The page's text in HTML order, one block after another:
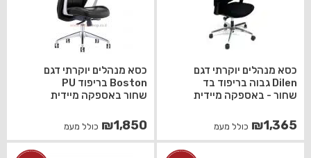
כסא מנהלים יוקרתי דגם
Dilen גבוה בריפוד בד
שחור - באספקה מיידית
₪1,365 כולל מעמ
כסא מנהלים יוקרתי דגם
Boston בריפוד PU
שחור באספקה מיידית
₪1,850 כולל מעמ